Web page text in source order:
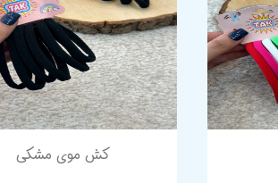
کش موی مشکی